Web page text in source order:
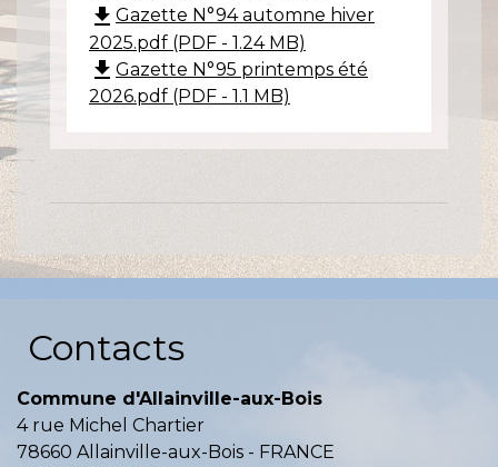
file_download Gazette N°94 automne hiver
2025.pdf (PDF - 1.24 MB)
file_download Gazette N°95 printemps été
2026.pdf (PDF - 1.1 MB)
Contacts
Commune d'Allainville-aux-Bois
4 rue Michel Chartier
78660 Allainville-aux-Bois - FRANCE